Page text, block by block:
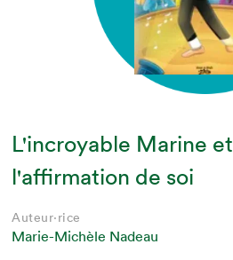
L'incroyable Marine et
l'affirmation de soi
Auteur·rice
Marie-Michèle Nadeau